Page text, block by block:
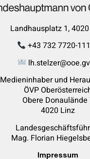
Landhausplatz 1,
+43 732 7720-
Medieninhaber und
ÖVP
Obere Donaulände
4020 Linz
Mag. Florian
Impressum